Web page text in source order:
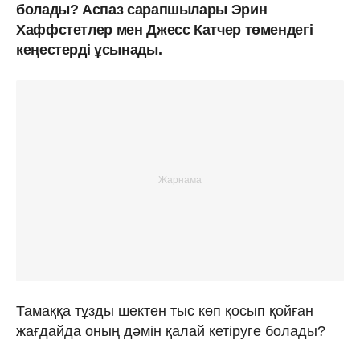
болады? Аспаз сарапшылары Эрин
Хаффстетлер мен Джесс Катчер төмендегі
кеңестерді ұсынады.
Тамаққа тұзды шектен тыс көп қосып қойған
жағдайда оның дәмін қалай кетіруге болады?